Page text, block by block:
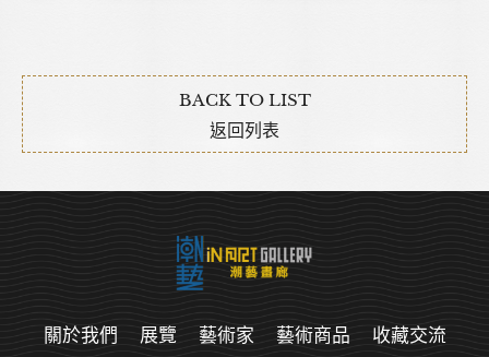
BACK TO LIST
返回列表
關於我們 展覽 藝術家 藝術商品
收藏交流